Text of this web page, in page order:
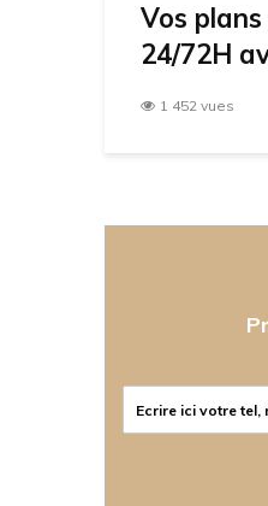
Vos
24/72H
1 452 vues